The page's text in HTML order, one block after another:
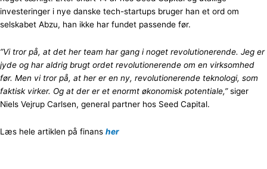
investeringer i nye danske tech-startups bruger han et ord om
selskabet Abzu, han ikke har fundet passende før.
”Vi tror på, at det her team har gang i noget revolutionerende. Jeg er
jyde og har aldrig brugt ordet revolutionerende om en virksomhed
før. Men vi tror på, at her er en ny, revolutionerende teknologi, som
faktisk virker. Og at der er et enormt økonomisk potentiale,”siger
Niels Vejrup Carlsen, general partner hos Seed Capital.
Læs hele artiklen på finans her